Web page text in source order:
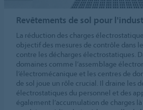
Revêtements de sol pour
La réduction des charges
objectif des mesures de contrôle dans
contre les décharges électrostatiques.
domaines comme l’assemblage
l’électromécanique et les centres de
de sol joue un rôle crucial. Il draine les
électrostatiques du personnel et des
également l’accumulation de charges